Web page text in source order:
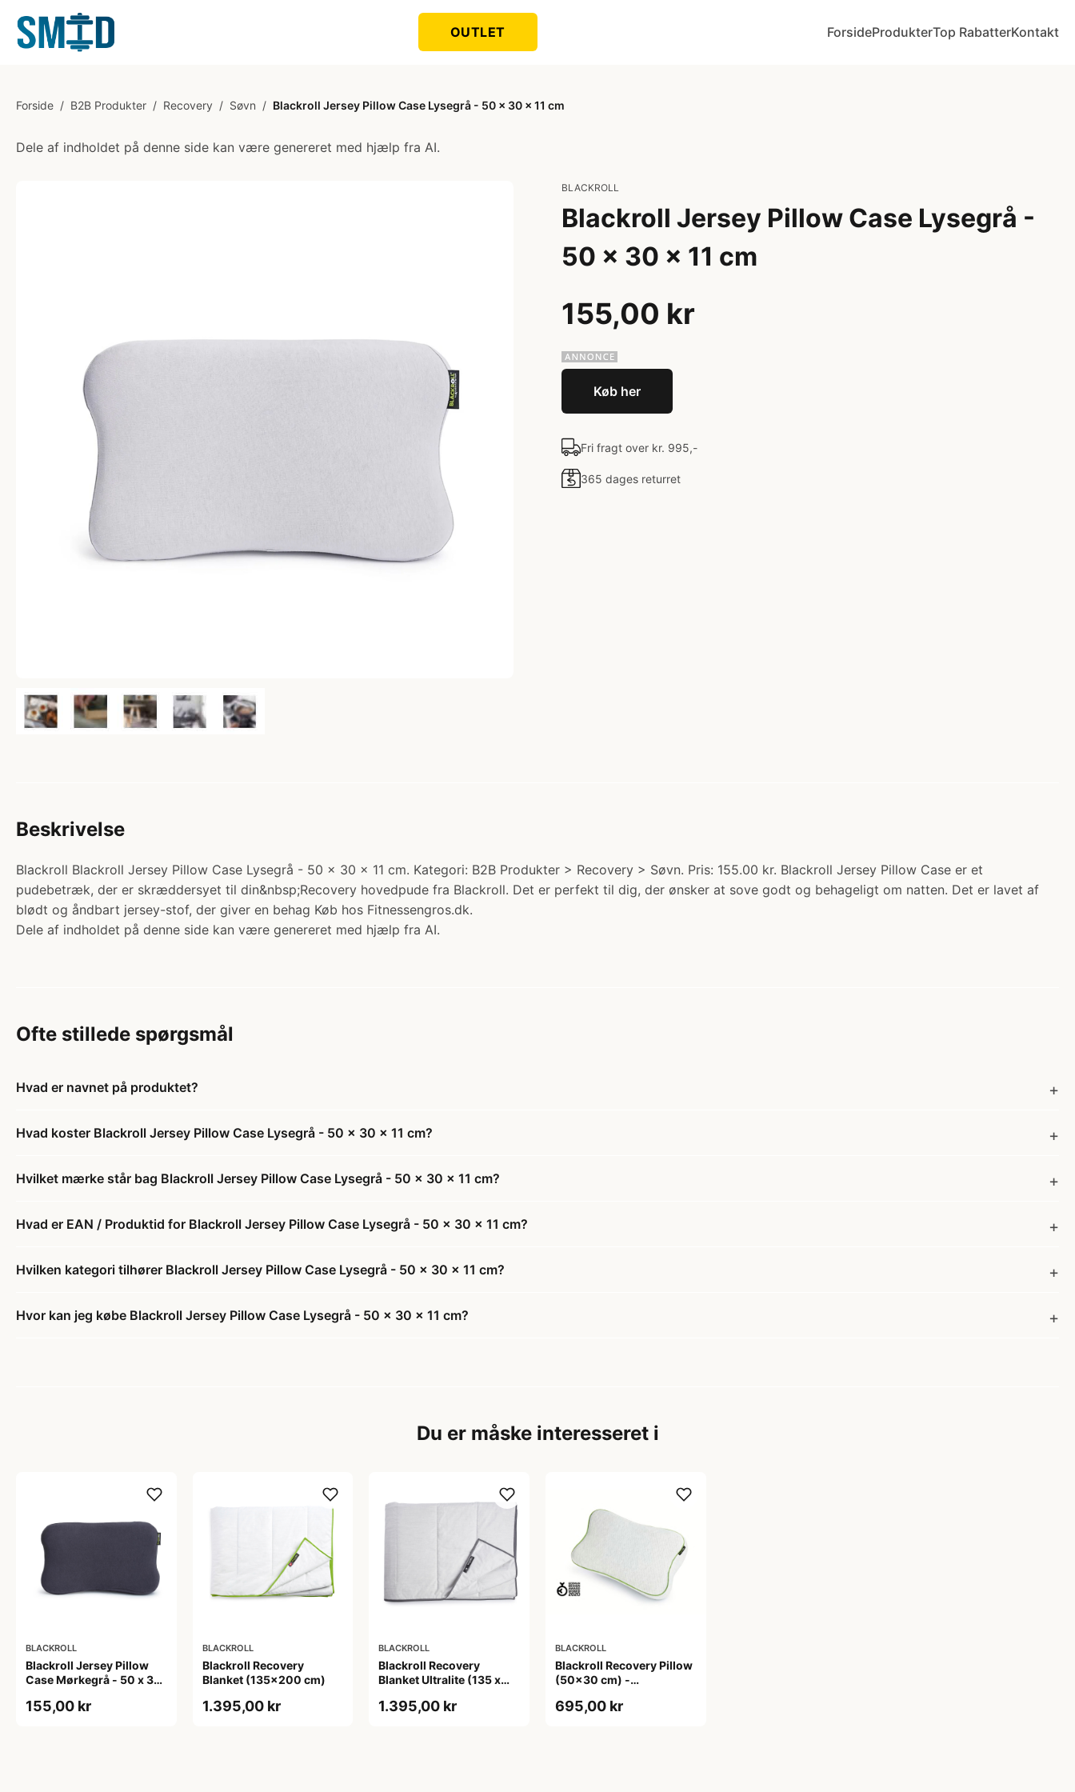
OUTLET ForsideProdukterTop RabatterKontakt
Forside / B2B Produkter / Recovery / Søvn / Blackroll Jersey Pillow Case Lysegrå - 50 x 30 x 11 cm
Dele af indholdet på denne side kan være genereret med hjælp fra AI.
BLACKROLL
Blackroll Jersey Pillow Case Lysegrå -
50 x 30 x 11 cm
155,00 kr
Køb her
Fri fragt over kr. 995,-
365 dages returret
Beskrivelse
Blackroll Blackroll Jersey Pillow Case Lysegrå - 50 x 30 x 11 cm. Kategori: B2B Produkter > Recovery > Søvn. Pris: 155.00 kr. Blackroll Jersey Pillow Case er et
pudebetræk, der er skræddersyet til din&nbsp;Recovery hovedpude fra Blackroll. Det er perfekt til dig, der ønsker at sove godt og behageligt om natten. Det er lavet af
blødt og åndbart jersey-stof, der giver en behag Køb hos Fitnessengros.dk.
Dele af indholdet på denne side kan være genereret med hjælp fra AI.
Ofte stillede spørgsmål
Hvad er navnet på produktet?
Hvad koster Blackroll Jersey Pillow Case Lysegrå - 50 x 30 x 11 cm?
Hvilket mærke står bag Blackroll Jersey Pillow Case Lysegrå - 50 x 30 x 11 cm?
Hvad er EAN / Produktid for Blackroll Jersey Pillow Case Lysegrå - 50 x 30 x 11 cm?
Hvilken kategori tilhører Blackroll Jersey Pillow Case Lysegrå - 50 x 30 x 11 cm?
Hvor kan jeg købe Blackroll Jersey Pillow Case Lysegrå - 50 x 30 x 11 cm?
Du er måske interesseret i
BLACKROLL
Blackroll Jersey Pillow
Case Mørkegrå - 50 x 30
155,00 kr
BLACKROLL
Blackroll Recovery
Blanket (135x200 cm)
1.395,00 kr
BLACKROLL
Blackroll Recovery
Blanket Ultralite (135 x
1.395,00 kr
BLACKROLL
Blackroll Recovery Pillow
(50x30 cm) -
695,00 kr